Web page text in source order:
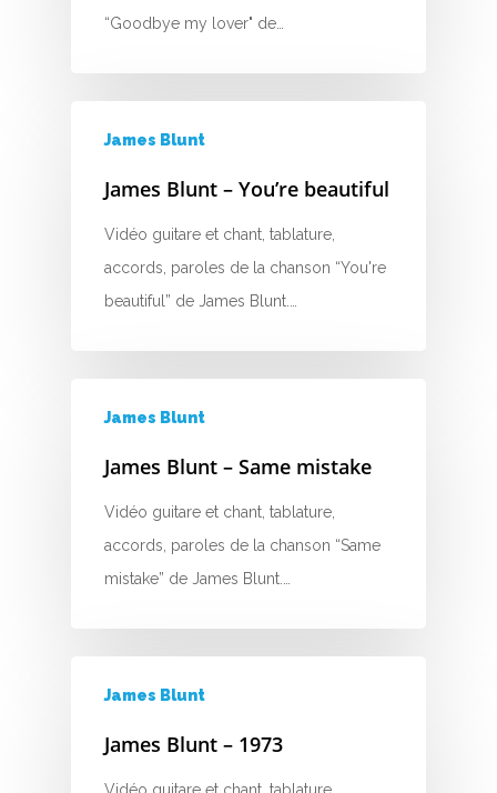
“Goodbye my lover" de…
James Blunt
James Blunt – You’re beautiful
Vidéo guitare et chant, tablature,
accords, paroles de la chanson “You're
beautiful” de James Blunt.…
James Blunt
James Blunt – Same mistake
Vidéo guitare et chant, tablature,
accords, paroles de la chanson “Same
mistake” de James Blunt.…
James Blunt
James Blunt – 1973
V
Y
Z
Top 100